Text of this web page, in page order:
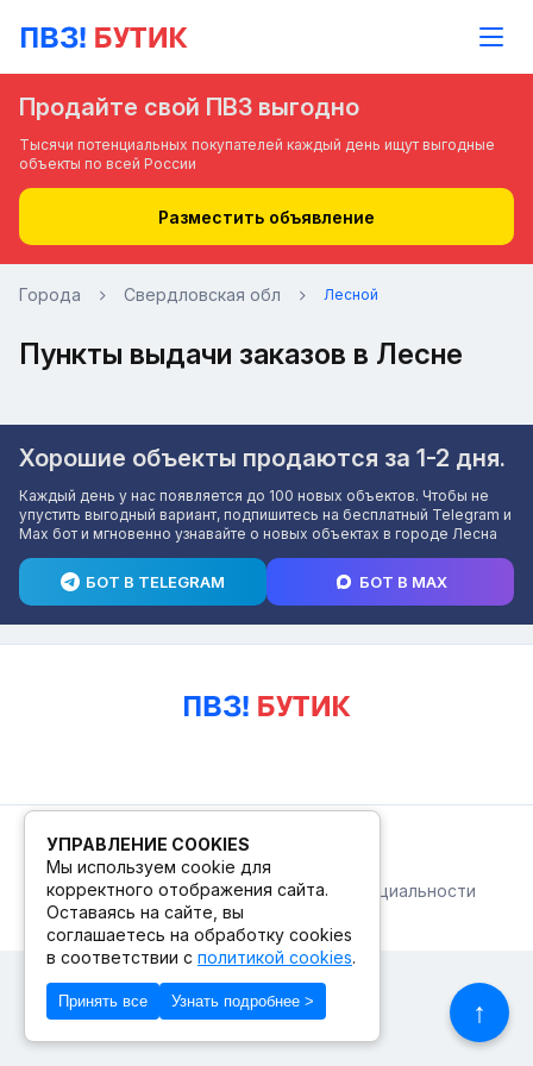
Продайте свой ПВЗ выгодно
Тысячи потенциальных покупателей каждый день ищут выгодные
объекты по всей России
Разместить объявление
Города Свердловская обл Лесной
Пункты выдачи заказов в Лесне
Хорошие объекты продаются за 1-2 дня.
Каждый день у нас появляется до 100 новых объектов. Чтобы не
упустить выгодный вариант, подпишитесь на бесплатный Telegram и
Max бот и мгновенно узнавайте о новых объектах в городе Лесна
БОТ В TELEGRAM БОТ В MAX
↑
© 2026. ПВЗ! БУТИК.
Публичная офертаПолитика конфиденциальности
© Сделано в Фидживеб
УПРАВЛЕНИЕ COOKIES
Мы используем cookie для
корректного отображения сайта.
Оставаясь на сайте, вы
соглашаетесь на обработку cookies
в соответствии с политикой cookies.
Принять все Узнать подробнее >